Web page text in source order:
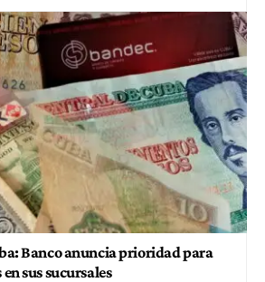
Banco anuncia prioridad para
sus sucursales